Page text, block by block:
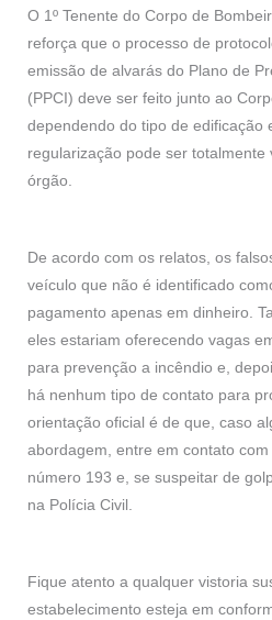
O 1º Tenente do Corpo de
reforça que o processo de
emissão de alvarás do Plano de
(PPCI) deve ser feito junto ao
dependendo do tipo de edificação
regularização pode ser totalmente
órgão.
De acordo com os relatos, os
veículo que não é identificado
pagamento apenas em dinheiro.
eles estariam oferecendo vagas
para prevenção a incêndio e,
há nenhum tipo de contato para
orientação oficial é de que, caso
abordagem, entre em contato
número 193 e, se suspeitar de
na Polícia Civil.
Fique atento a qualquer vistoria
estabelecimento esteja em